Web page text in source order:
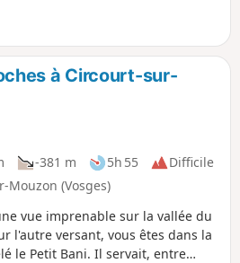
à Circourt-sur-
-381 m 5h 55
Difficile
Mouzon (Vosges)
vue imprenable sur la vallée du
l'autre versant, vous êtes dans la
le Petit Bani. Il servait, entre